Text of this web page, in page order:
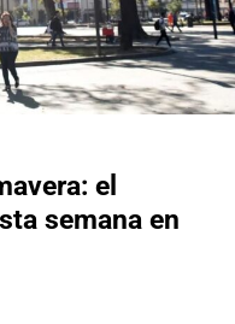
el
semana en